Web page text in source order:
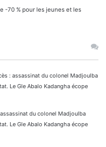
-70 % pour les jeunes et les
: assassinat du colonel Madjoulba
Le Gle Abalo Kadangha écope
du colonel Madjoulba
Le Gle Abalo Kadangha écope